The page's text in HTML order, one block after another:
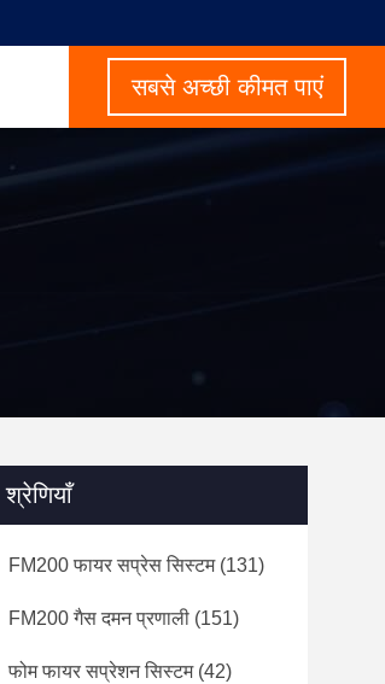
सबसे अच्छी कीमत पाएं
श्रेणियाँ
FM200 फायर सप्रेस सिस्टम(131)
FM200 गैस दमन प्रणाली (151)
फोम फायर सप्रेशन सिस्टम(42)